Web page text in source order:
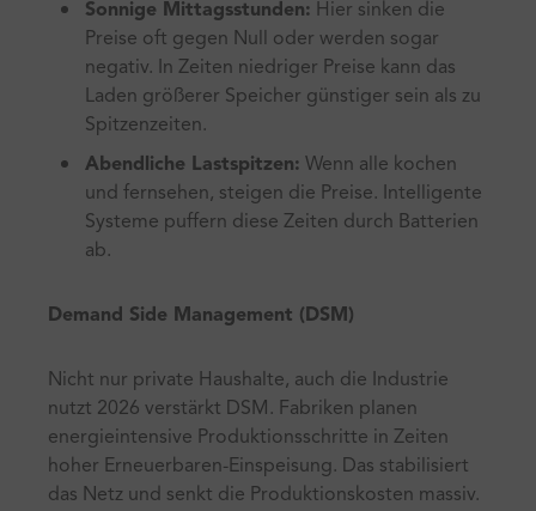
Sonnige Mittagsstunden: Hier sinken die
Preise oft gegen Null oder werden sogar
negativ. In Zeiten niedriger Preise kann das
Laden größerer Speicher günstiger sein als zu
Spitzenzeiten.
Abendliche Lastspitzen: Wenn alle kochen
und fernsehen, steigen die Preise. Intelligente
Systeme puffern diese Zeiten durch Batterien
ab.
Demand Side Management (DSM)
Nicht nur private Haushalte, auch die Industrie
nutzt 2026 verstärkt DSM. Fabriken planen
energieintensive Produktionsschritte in Zeiten
hoher Erneuerbaren-Einspeisung. Das stabilisiert
das Netz und senkt die Produktionskosten massiv.